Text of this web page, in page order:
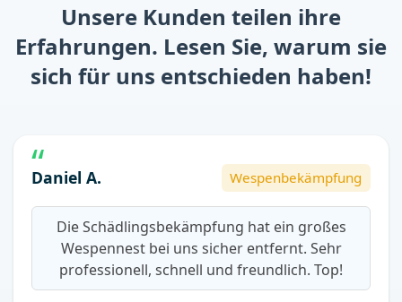
Unsere Kunden teilen ihre
Erfahrungen. Lesen Sie, warum sie
sich für uns entschieden haben!
Daniel A. Wespenbekämpfung
Die Schädlingsbekämpfung hat ein großes
Wespennest bei uns sicher entfernt. Sehr
professionell, schnell und freundlich. Top!